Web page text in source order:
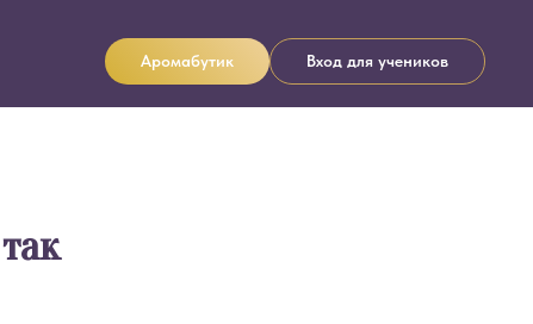
Аромабутик Вход для учеников